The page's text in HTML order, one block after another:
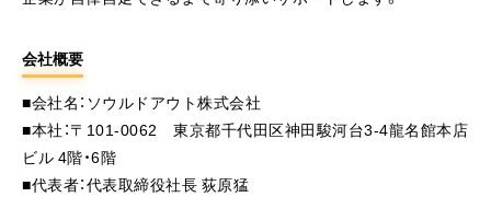
会社概要
■会社名：ソウルドアウト株式会社
■本社：〒101-0062 東京都千代田区神田駿河台3-4龍名館本店
ビル 4階・6階
■代表者：代表取締役社長 荻原猛